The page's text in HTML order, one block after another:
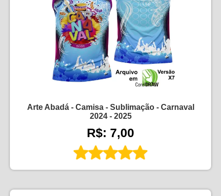
Arte Abadá - Camisa - Sublimação - Carnaval
2024 - 2025
R$: 7,00